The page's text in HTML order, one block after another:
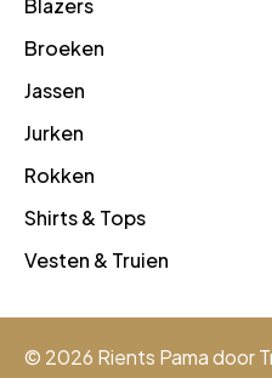
Blazers
Broeken
Jassen
Jurken
Rokken
Shirts & Tops
Vesten & Truien
© 2026 Rients Pama door